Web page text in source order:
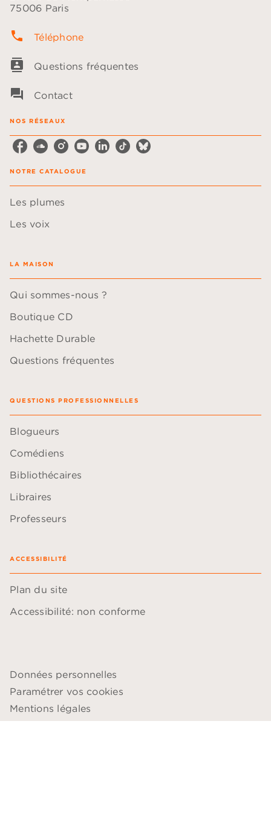
75006 Paris
phone Téléphone
contacts Questions fréquentes
question_answer Contact
NOS RÉSEAUX
NOTRE CATALOGUE
Les plumes
Les voix
LA MAISON
Qui sommes-nous ?
Boutique CD
Hachette Durable
Questions fréquentes
QUESTIONS PROFESSIONNELLES
Blogueurs
Comédiens
Bibliothécaires
Libraires
Professeurs
ACCESSIBILITÉ
Plan du site
Accessibilité: non conforme
Données personnelles
Paramétrer vos cookies
Mentions légales
Conditions générales d'utilisation